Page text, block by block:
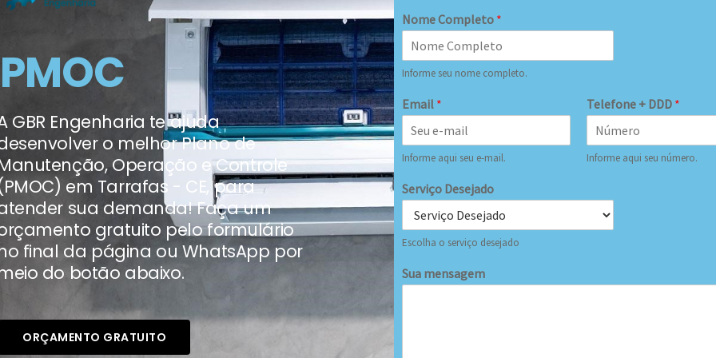
PMOC
GBR Engenharia te ajuda
o melhor Plano de
Operação e Controle
em Tarrafas - CE, para
sua demanda! Faça um
gratuito pelo formulário
final da página ou WhatsApp por
do botão abaixo.
ORÇAMENTO GRATUITO
Nome Completo *
Informe seu nome completo.
Email *
Informe aqui seu e-mail.
Telefone + DDD *
Informe aqui seu número.
Serviço Desejado
Escolha o serviço desejado
Sua mensagem